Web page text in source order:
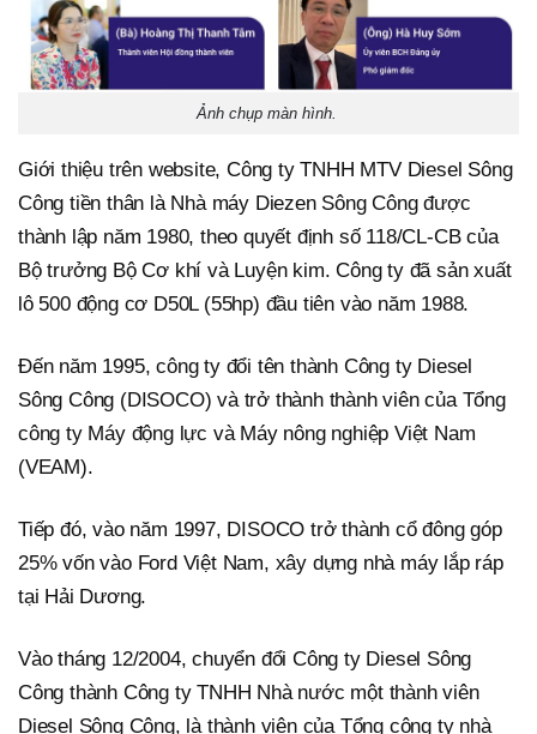
Ảnh chụp màn hình.
Giới thiệu trên website, Công ty TNHH MTV Diesel Sông
Công tiền thân là Nhà máy Diezen Sông Công được
thành lập năm 1980, theo quyết định số 118/CL-CB của
Bộ trưởng Bộ Cơ khí và Luyện kim. Công ty đã sản xuất
lô 500 động cơ D50L (55hp) đầu tiên vào năm 1988.
Đến năm 1995, công ty đổi tên thành Công ty Diesel
Sông Công (DISOCO) và trở thành thành viên của Tổng
công ty Máy động lực và Máy nông nghiệp Việt Nam
(VEAM).
Tiếp đó, vào năm 1997, DISOCO trở thành cổ đông góp
25% vốn vào Ford Việt Nam, xây dựng nhà máy lắp ráp
tại Hải Dương.
Vào tháng 12/2004, chuyển đổi Công ty Diesel Sông
Công thành Công ty TNHH Nhà nước một thành viên
Diesel Sông Công, là thành viên của Tổng công ty nhà